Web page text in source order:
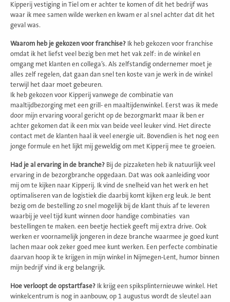
Kipperij vestiging in Tiel om er achter te komen of dit het bedrijf was
waar ik mee samen wilde werken en kwam er al snel achter dat dit het
geval was.
Waarom heb je gekozen voor franchise? Ik heb gekozen voor franchise
omdat ik het liefst veel bezig ben met het vak zelf: in de winkel en
omgang met klanten en collega’s. Als zelfstandig ondernemer moet je
alles zelf regelen, dat gaan dan snel ten koste van je werk in de winkel
terwijl het daar moet gebeuren.
Ik heb gekozen voor Kipperij vanwege de combinatie van
maaltijdbezorging met een grill- en maaltijdenwinkel. Eerst was ik mede
door mijn ervaring vooral gericht op de bezorgmarkt maar ik ben er
achter gekomen dat ik een mix van beide veel leuker vind. Het directe
contact met de klanten haal ik veel energie uit. Bovendien is het nog een
jonge formule en het lijkt mij geweldig om met Kipperij mee te groeien.
Had je al ervaring in de branche? Bij de pizzaketen heb ik natuurlijk veel
ervaring in de bezorgbranche opgedaan. Dat was ook aanleiding voor
mij om te kijken naar Kipperij. Ik vind de snelheid van het werk en het
optimaliseren van de logistiek die daarbij komt kijken erg leuk. Je bent
bezig om de bestelling zo snel mogelijk bij de klant thuis af te leveren
waarbij je veel tijd kunt winnen door handige combinaties van
bestellingen te maken. een beetje hectiek geeft mij extra drive. Ook
werken er voornamelijk jongeren in deze branche waarmee je goed kunt
lachen maar ook zeker goed mee kunt werken. Een perfecte combinatie
daarvan hoop ik te krijgen in mijn winkel in Nijmegen-Lent, humor binnen
mijn bedrijf vind ik erg belangrijk.
Hoe verloopt de opstartfase? Ik krijg een spiksplinternieuwe winkel. Het
winkelcentrum is nog in aanbouw, op 1 augustus wordt de sleutel aan